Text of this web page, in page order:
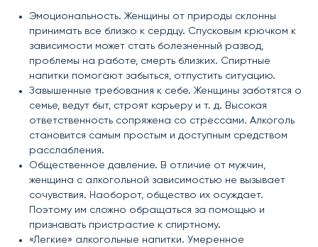
Эмоциональность. Женщины от природы склонны
принимать все близко к сердцу. Спусковым крючком к
зависимости может стать болезненный развод,
проблемы на работе, смерть близких. Спиртные
напитки помогают забыться, отпустить ситуацию.
Завышенные требования к себе. Женщины заботятся о
семье, ведут быт, строят карьеру и т. д. Высокая
ответственность сопряжена со стрессами. Алкоголь
становится самым простым и доступным средством
расслабления.
Общественное давление. В отличие от мужчин,
женщина с алкогольной зависимостью не вызывает
сочувствия. Наоборот, общество их осуждает.
Поэтому им сложно обращаться за помощью и
признавать пристрастие к спиртному.
«Легкие» алкогольные напитки. Умеренное